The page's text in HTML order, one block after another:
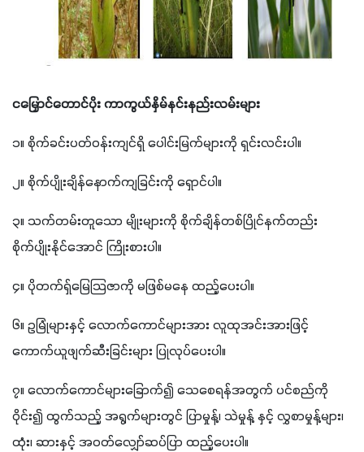
ငမြှောင်တောင်ပိုး ကာကွယ်နှိမ်နင်းနည်းလမ်းများ
၁။ စိုက်ခင်းပတ်ဝန်းကျင်ရှိ ပေါင်းမြက်များကို ရှင်းလင်းပါ။
၂။ စိုက်ပျိုးချိန်နောက်ကျခြင်းကို ရှောင်ပါ။
၃။ သက်တမ်းတူသော မျိုးများကို စိုက်ချိန်တစ်ပြိုင်နက်တည်း
စိုက်ပျိုးနိုင်အောင် ကြိုးစားပါ။
၄။ ပိုတက်ရှ်မြေသြဇာကို မဖြစ်မနေ ထည့်ပေးပါ။
၆။ ဥမြုံများနှင့် လောက်ကောင်များအား လူထုအင်းအားဖြင့်
ကောက်ယူဖျက်ဆီးခြင်းများ ပြုလုပ်ပေးပါ။
၇။ လောက်ကောင်များခြောက်၍ သေစေရန်အတွက် ပင်စည်ကို
ဝိုင်း၍ ထွက်သည့် အရွက်များတွင် ပြာမှုန့်၊ သဲမှုန့် နှင့် လွှစာမှုန့်များ၊
ထုံး၊ ဆားနှင့် အဝတ်လျှော်ဆပ်ပြာ ထည့်ပေးပါ။